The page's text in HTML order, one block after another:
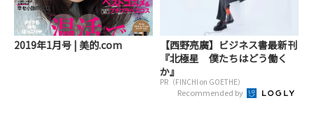
2019年1月号 | 美的.com
【西野亮廣】ビジネス書最新刊
『北極星 僕たちはどう働く
か』
PR（FINCHI on GOETHE）
Recommended by